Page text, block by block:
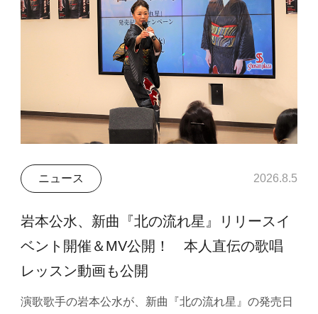
ニュース 2026.8.5
岩本公水、新曲『北の流れ星』リリースイ
ベント開催＆MV公開！ 本人直伝の歌唱
レッスン動画も公開
演歌歌手の岩本公水が、新曲『北の流れ星』の発売日